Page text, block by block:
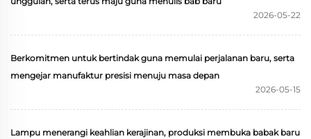
2026-05-22
Berkomitmen untuk bertindak guna memulai perjalanan baru, serta
mengejar manufaktur presisi menuju masa depan
2026-05-15
Lampu menerangi keahlian kerajinan, produksi membuka babak baru